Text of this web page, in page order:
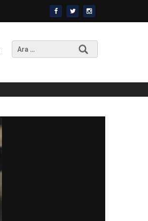
Arama: